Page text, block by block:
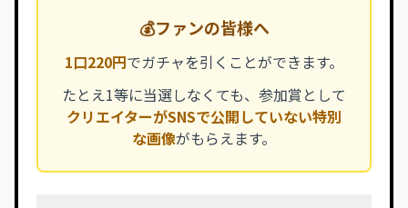
💰ファンの皆様へ
1口220円でガチャを引くことができます。
たとえ1等に当選しなくても、参加賞として
クリエイターがSNSで公開していない特別
な画像がもらえます。